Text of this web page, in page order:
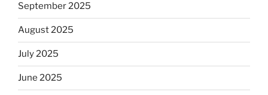
September 2025
August 2025
July 2025
June 2025